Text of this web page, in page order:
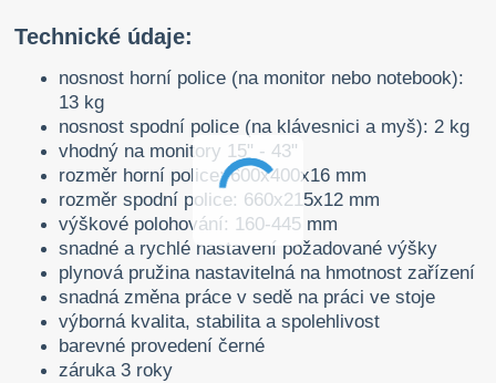
Technické údaje:
nosnost horní police (na monitor nebo notebook):
13 kg
nosnost spodní police (na klávesnici a myš): 2 kg
vhodný na monitory 15" - 43"
rozměr horní police: 600x400x16 mm
rozměr spodní police: 660x215x12 mm
výškové polohování: 160-445 mm
snadné a rychlé nastavení požadované výšky
plynová pružina nastavitelná na hmotnost zařízení
snadná změna práce v sedě na práci ve stoje
výborná kvalita, stabilita a spolehlivost
barevné provedení černé
záruka 3 roky